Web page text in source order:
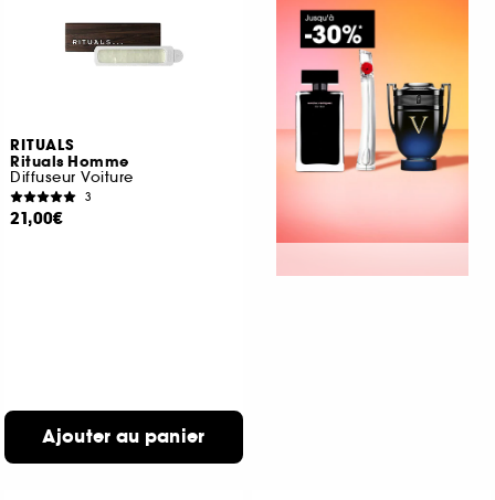
RITUALS
Rituals Homme
Diffuseur Voiture
3
21,00€
Ajouter au panier